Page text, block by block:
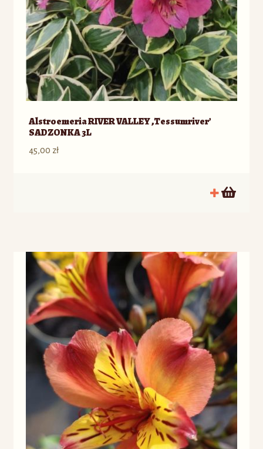
Alstroemeria RIVER VALLEY ‚Tessumriver’
SADZONKA 3L
45,00 zł